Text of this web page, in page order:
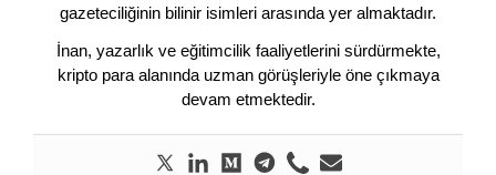
gazeteciliğinin bilinir isimleri arasında yer almaktadır.
İnan, yazarlık ve eğitimcilik faaliyetlerini sürdürmekte,
kripto para alanında uzman görüşleriyle öne çıkmaya
devam etmektedir.